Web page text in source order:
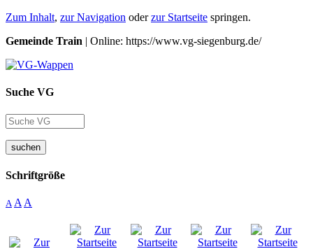
Zum Inhalt, zur Navigation oderzur Startseite springen.
Gemeinde Train | Online: https://www.vg-siegenburg.de/
Suche VG
suchen
Schriftgröße
A A A